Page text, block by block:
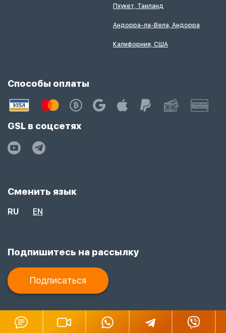
Пхукет, Таиланд
Андорра-ла-Вела, Андорра
Калифорния, США
Способы оплаты
GSL в соцсетях
Сменить язык
RU EN
Подпишитесь на рассылку
Подписаться